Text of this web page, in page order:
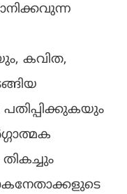
കവിത,
പതിപ്പിക്കുകയും